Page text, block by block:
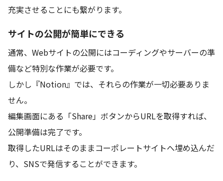
充実させることにも繋がります。
サイトの公開が簡単にできる
通常、Webサイトの公開にはコーディングやサーバーの準
備など特別な作業が必要です。
しかし『Notion』では、それらの作業が一切必要ありま
せん。
編集画面にある「Share」ボタンからURLを取得すれば、
公開準備は完了です。
取得したURLはそのままコーポレートサイトへ埋め込んだ
り、SNSで発信することができます。